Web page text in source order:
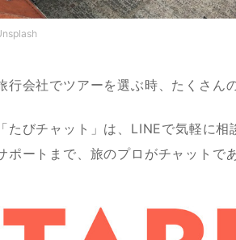
行会社でツアーを選ぶ時、たくさん
「たびチャット」は、LINEで気軽に
ポートまで、旅のプロがチャットで